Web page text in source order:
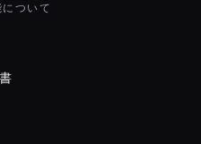
ついて